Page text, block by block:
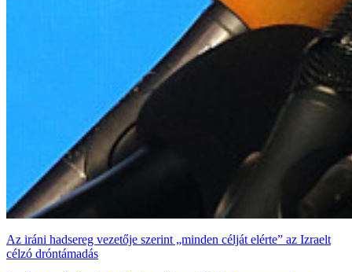
Az iráni hadsereg vezetője szerint „minden célját elérte” az Izraelt
célzó dróntámadás